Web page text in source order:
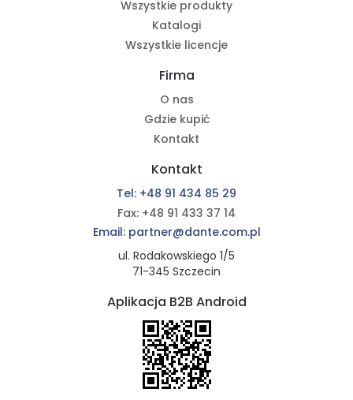
Wszystkie produkty
Katalogi
Wszystkie licencje
Firma
O nas
Gdzie kupić
Kontakt
Kontakt
Tel: +48 91 434 85 29
Fax: +48 91 433 37 14
Email: partner@dante.com.pl
ul. Rodakowskiego 1/5
71-345 Szczecin
Aplikacja B2B Android